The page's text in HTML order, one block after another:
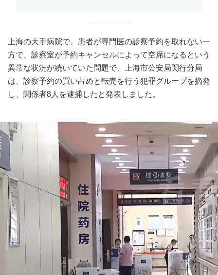
上海の大手病院で、患者が専門医の診察予約を取れない一
方で、診察室が予約キャンセルによって空席になるという
異常な状況が続いていた問題で、上海市公安局閔行分局
は、診察予約の買い占めと転売を行う犯罪グループを摘発
し、関係者8人を逮捕したと発表しました。